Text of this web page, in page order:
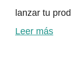
lanzar tu
Leer más